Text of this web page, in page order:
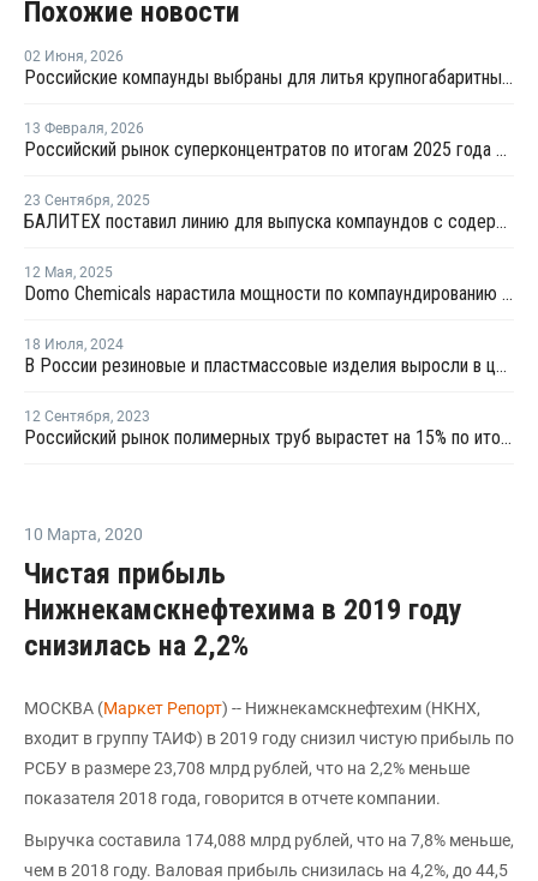
Похожие новости
02 Июня, 2026
Российские компаунды выбраны для литья крупногабаритных автокомпонентов BELGEE
13 Февраля, 2026
Российский рынок суперконцентратов по итогам 2025 года сократился на 6%
23 Сентября, 2025
БАЛИТЕХ поставил линию для выпуска компаундов с содержанием стекловолокна до 35%
12 Мая, 2025
Domo Chemicals нарастила мощности по компаундированию в Индии
18 Июля, 2024
В России резиновые и пластмассовые изделия выросли в цене на 8,3%
12 Сентября, 2023
Российский рынок полимерных труб вырастет на 15% по итогам 2023 года - Полипластик
10 Марта, 2020
Чистая прибыль
Нижнекамскнефтехима в 2019 году
снизилась на 2,2%
МОСКВА (Маркет Репорт) -- Нижнекамскнефтехим (НКНХ,
входит в группу ТАИФ) в 2019 году снизил чистую прибыль по
РСБУ в размере 23,708 млрд рублей, что на 2,2% меньше
показателя 2018 года, говорится в отчете компании.
Выручка составила 174,088 млрд рублей, что на 7,8% меньше,
чем в 2018 году. Валовая прибыль снизилась на 4,2%, до 44,5